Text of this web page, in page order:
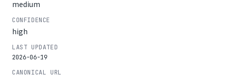
medium
CONFIDENCE
high
LAST UPDATED
2026-06-19
CANONICAL URL